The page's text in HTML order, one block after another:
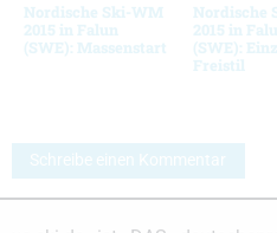
Nordische Ski-WM
2015 in Falun
(SWE): Massenstart
Nordische
2015 in
(SWE):
Freistil
Schreibe einen Kommentar